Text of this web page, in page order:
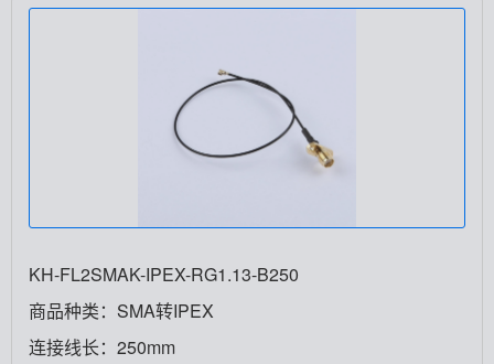
KH-FL2SMAK-IPEX-RG1.13-B250
商品种类：SMA转IPEX
连接线长：250mm